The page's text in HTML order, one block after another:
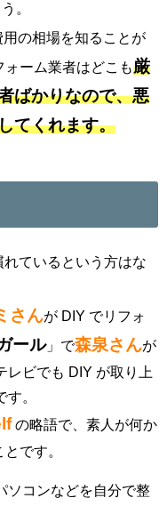
。
用の相場を知ることが
ーム業者はどこも厳
ばかりなので、悪
てくれます。
れているという方はな
さんが DIY でリフォ
ール」で森泉さんが
レビでも DIY が取り上
。
の略語で、素人が何か
です。
ソコンなどを自分で整